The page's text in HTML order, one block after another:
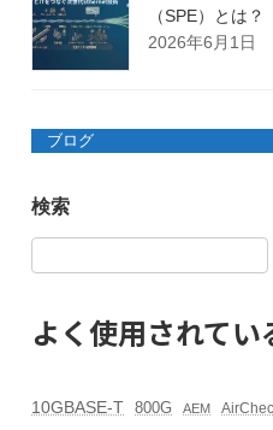
（SPE）とは？
2026年6月1日
ブログ
検索
よく使用されてい
10GBASE-T 800G AEM